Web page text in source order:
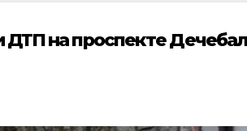
на проспекте